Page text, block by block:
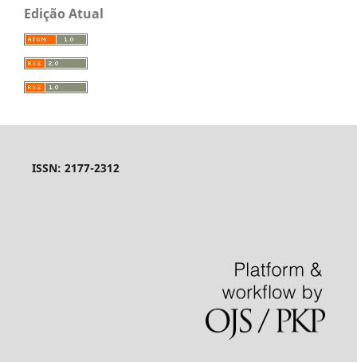
Edição Atual
ISSN: 2177-2312